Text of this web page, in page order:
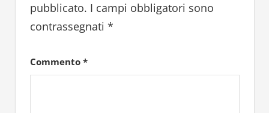
pubblicato. I campi obbligatori sono
contrassegnati *
Commento *